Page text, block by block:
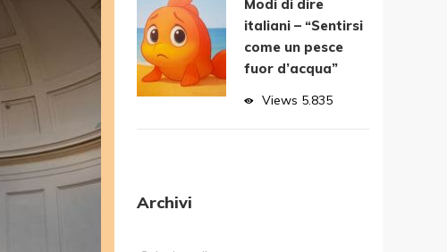
Modi di dire
italiani – “Sentirsi
come un pesce
fuor d’acqua”
Views 5.835
Archivi